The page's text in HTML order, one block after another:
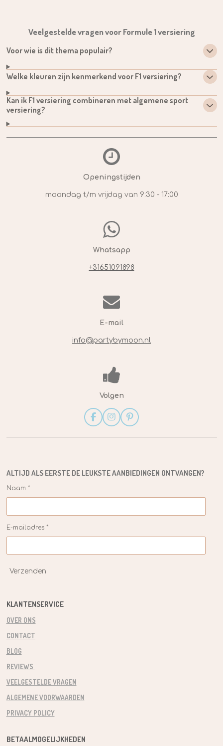
Veelgestelde vragen voor Formule 1 versiering
Voor wie is dit thema populair?
Welke kleuren zijn kenmerkend voor F1 versiering?
Kan ik F1 versiering combineren met algemene sport
versiering?
Openingstijden
maandag t/m vrijdag van 9:30 - 17:00
Whatsapp
+31651091898
E-mail
info@partybymoon.nl
Volgen
F
a
c
k
I
n
s
a
P
i
n
s
ALTIJD ALS EERSTE DE LEUKSTEAANBIEDINGEN ONTVANGEN?
Naam *
E-mailadres *
Verzenden
KLANTENSERVICE
OVER ONS
CONTACT
BLOG
REVIEWS
VEELGESTELDE VRAGEN
ALGEMENE VOORWAARDEN
PRIVACY POLICY
BETAALMOGELIJKHEDEN